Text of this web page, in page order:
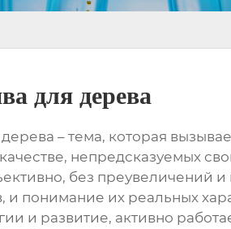
для дерева
– тема, которая
непредсказуемых
без преувеличений
и понимание их реальных
и развитие, активно